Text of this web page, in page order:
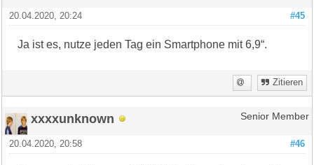
#45
20.04.2020, 20:24
Ja ist es, nutze jeden Tag ein Smartphone mit 6,9“.
Zitieren
xxxxunknown Senior Member
#46
20.04.2020, 20:58